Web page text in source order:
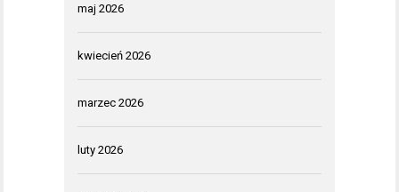
maj 2026
kwiecień 2026
marzec 2026
luty 2026